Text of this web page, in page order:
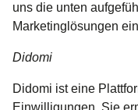
uns die unten
Marketinglösungen
Didomi
Didomi ist eine
Einwilligungen. Sie